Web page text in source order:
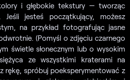
i głębokie tekstury — tworząc
Jeśli jesteś początkujący, możesz
na przykład fotografując jasne
(Pomyśl o zdjęciu czarnego
świetle słonecznym lub o wysokim
ze wszystkimi kraterami na
rękę, spróbuj poeksperymentować z